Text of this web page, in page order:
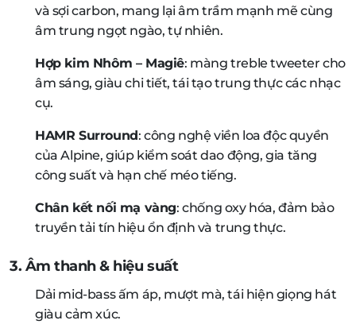
và sợi carbon, mang lại âm trầm mạnh mẽ cùng
âm trung ngọt ngào, tự nhiên.
Hợp kim Nhôm – Magiê: màng treble tweeter cho
âm sáng, giàu chi tiết, tái tạo trung thực các nhạc
cụ.
HAMR Surround: công nghệ viền loa độc quyền
của Alpine, giúp kiểm soát dao động, gia tăng
công suất và hạn chế méo tiếng.
Chân kết nối mạ vàng: chống oxy hóa, đảm bảo
truyền tải tín hiệu ổn định và trung thực.
3. Âm thanh & hiệu suất
Dải mid-bass ấm áp, mượt mà, tái hiện giọng hát
giàu cảm xúc.